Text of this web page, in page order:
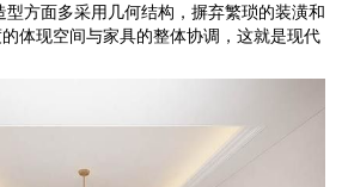
型方面多采用几何结构，摒弃繁琐的装潢和
体现空间与家具的整体协调，这就是现代